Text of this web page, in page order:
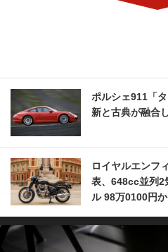
ポルシェ911「
新と古典が融合
ロイヤルエンフ
表、648cc並列2
ル 98万0100円